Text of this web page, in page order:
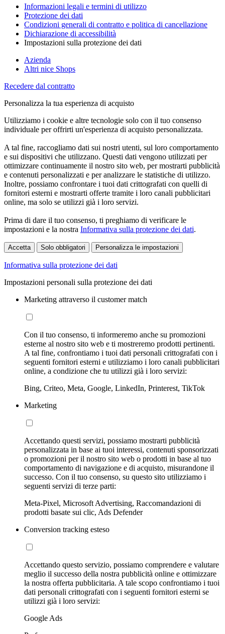
Informazioni legali e termini di utilizzo
Protezione dei dati
Condizioni generali di contratto e politica di cancellazione
Dichiarazione di accessibilità
Impostazioni sulla protezione dei dati
Azienda
Altri nice Shops
Recedere dal contratto
Personalizza la tua esperienza di acquisto
Utilizziamo i cookie e altre tecnologie solo con il tuo consenso
individuale per offrirti un'esperienza di acquisto personalizzata.
A tal fine, raccogliamo dati sui nostri utenti, sul loro comportamento
e sui dispositivi che utilizzano. Questi dati vengono utilizzati per
ottimizzare continuamente il nostro sito web, per mostrarti pubblicità
e contenuti personalizzati e per analizzare le statistiche di utilizzo.
Inoltre, possiamo confrontare i tuoi dati crittografati con quelli di
fornitori esterni e mostrarti offerte tramite i loro canali pubblicitari
online, ma solo se utilizzi già i loro servizi.
Prima di dare il tuo consenso, ti preghiamo di verificare le
impostazioni e la nostra Informativa sulla protezione dei dati.
Accetta Solo obbligatori Personalizza le impostazioni
Informativa sulla protezione dei dati
Impostazioni personali sulla protezione dei dati
Marketing attraverso il customer match
Con il tuo consenso, ti informeremo anche su promozioni
esterne al nostro sito web e ti mostreremo prodotti pertinenti.
A tal fine, confrontiamo i tuoi dati personali crittografati con i
seguenti fornitori esterni e utilizziamo i loro canali pubblicitari
online, a condizione che tu utilizzi già i loro servizi:
Bing, Criteo, Meta, Google, LinkedIn, Printerest, TikTok
Marketing
Accettando questi servizi, possiamo mostrarti pubblicità
personalizzata in base ai tuoi interessi, contenuti sponsorizzati
o promozioni per il nostro sito web o prodotti in base al tuo
comportamento di navigazione e di acquisto, misurandone il
successo. Con il tuo consenso, su questo sito utilizziamo i
seguenti servizi di terze parti:
Meta-Pixel, Microsoft Advertising, Raccomandazioni di
prodotti basate sui clic, Ads Defender
Conversion tracking esteso
Accettando questo servizio, possiamo comprendere e valutare
meglio il successo della nostra pubblicità online e ottimizzare
la nostra offerta pubblicitaria. A tale scopo confrontiamo i tuoi
dati personali crittografati con i seguenti fornitori esterni se
utilizzi già i loro servizi:
Google Ads